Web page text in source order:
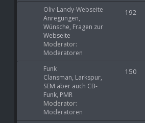
Oliv-Landy-Webseite
Anregungen,
Wünsche, Fragen zur
Webseite
Moderator:
Moderatoren
192
Funk
Clansman, Larkspur,
SEM aber auch CB-
Funk, PMR
Moderator:
Moderatoren
150